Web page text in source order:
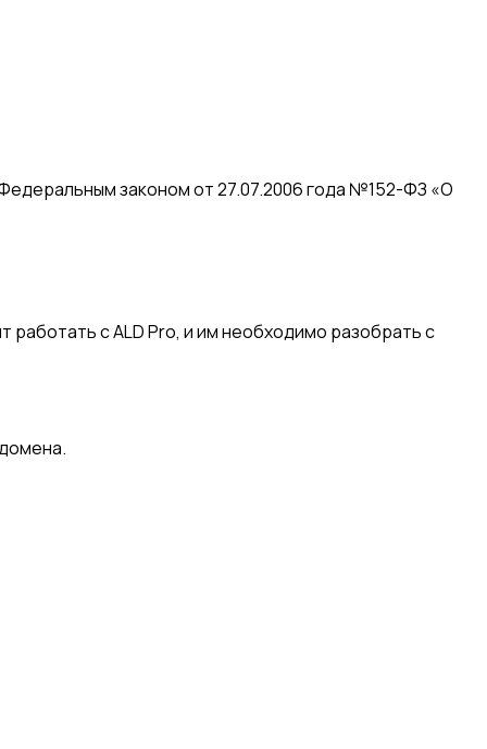
законом от 27.07.2006 года №152-ФЗ «О
с ALD Pro, и им необходимо разобрать с